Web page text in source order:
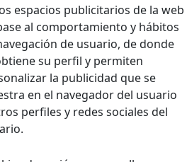
espacios publicitarios de la web
al comportamiento y hábitos
de usuario, de donde
su perfil y permiten
la publicidad que se
en el navegador del usuario
perfiles y redes sociales del